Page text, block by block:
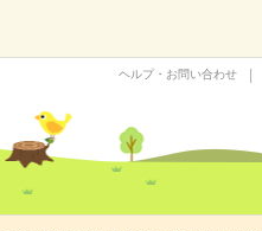
ヘルプ・お問い合わせ